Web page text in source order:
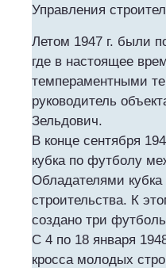
Управления
Летом 1947 г. были
где в настоящее
темпераментными
руководитель
Зельдович.
В конце сентября
кубка по футболу
Обладателями
строительства. К
создано три
С 4 по 18 января
кросса молодых